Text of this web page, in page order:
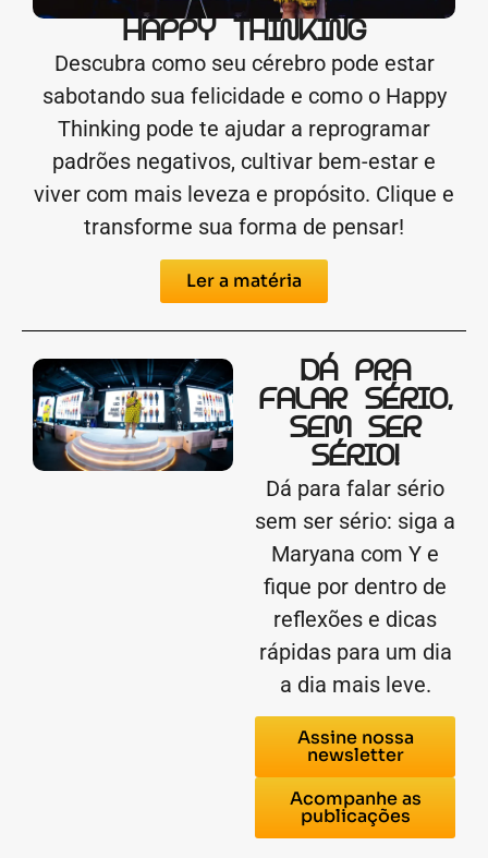
HAPPY THINKING
Descubra como seu cérebro pode estar
sabotando sua felicidade e como o Happy
Thinking pode te ajudar a reprogramar
padrões negativos, cultivar bem-estar e
viver com mais leveza e propósito. Clique e
transforme sua forma de pensar!
Ler a matéria
DÁ PRA
FALAR SÉRIO,
SEM SER
SÉRIO!
Dá para falar sério
sem ser sério: siga a
Maryana com Y e
fique por dentro de
reflexões e dicas
rápidas para um dia
a dia mais leve.
Assine nossa
newsletter
Acompanhe as
publicações